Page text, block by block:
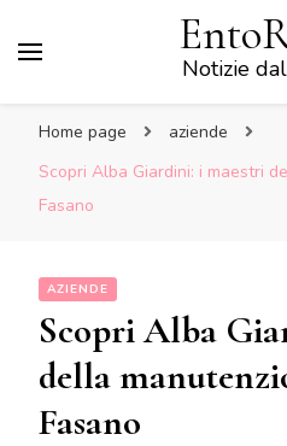
Notizie
Home page
aziende
Scopri Alba Giardini: i maestri
Fasano
AZIENDE
Scopri Alba
della
Fasano